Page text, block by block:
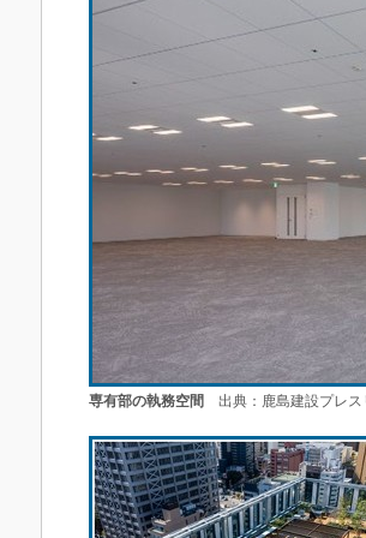
専有部の執務空間 出典：鹿島建設プレス